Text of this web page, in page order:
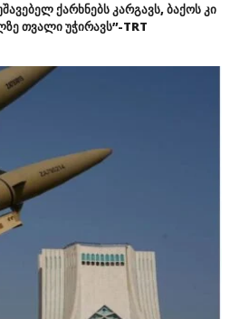
ქარხნებს კარგავს, ბაქოს კი
თვალი უჭირავს”-TRT